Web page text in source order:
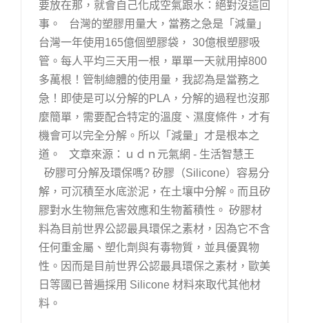
要放在那，就會自己化成空氣跟水：絕對沒這回
事。 台灣的塑膠用量大，當務之急是「減量」
台灣一年使用165億個塑膠袋， 30億根塑膠吸
管。每人平均三天用一根，單單一天就用掉800
多萬根！管制總體的使用量，我認為是當務之
急！即使是可以分解的PLA，分解的過程也沒那
麼簡單，需要配合特定的溫度、濕度條件，才有
機會可以完全分解。所以「減量」才是根本之
道。 文章來源：ｕｄｎ元氣網 - 生活智慧王
矽膠可分解及環保嗎? 矽膠（Silicone）容易分
解，可沉積至水底淤泥，在土壤中分解。而且矽
膠對水生物無危害效應和生物蓄積性。 矽膠材
料為目前世界公認最具環保之素材，因為它不含
任何重金屬、塑化劑與有毒物質，並具優異物
性。因而是目前世界公認最具環保之素材，歐美
日等國已普遍採用 Silicone 材料來取代其他材
料。